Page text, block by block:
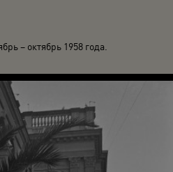
– октябрь 1958 года.